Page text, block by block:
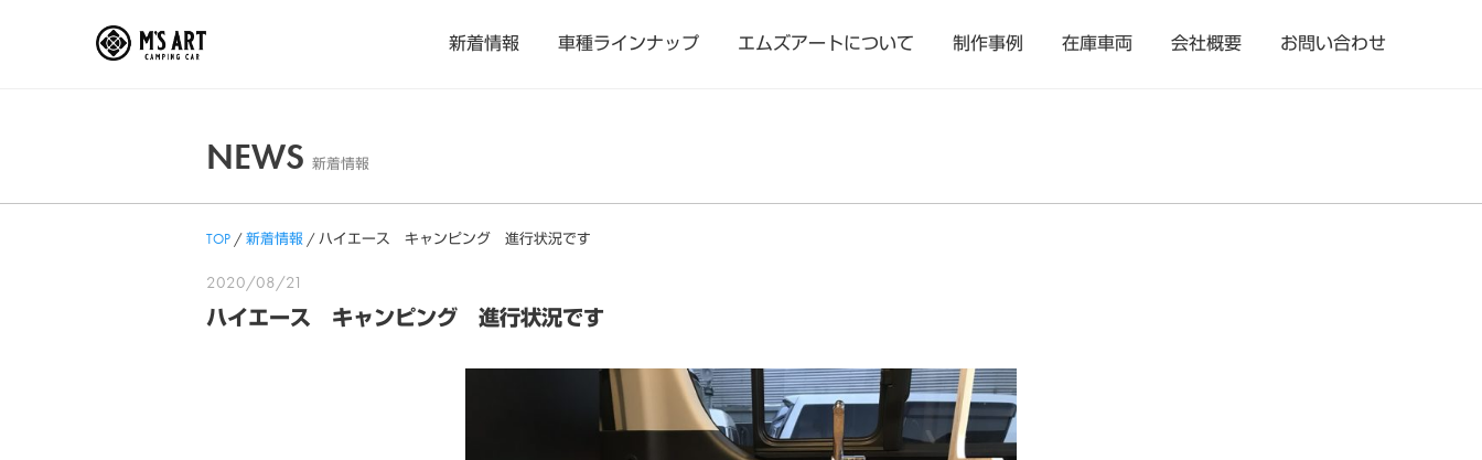
新着情報 車種ラインナップ エムズアートについて 制作事例 在庫車両 会社概要 お問い合わせ
NEWS 新着情報
TOP /新着情報 /ハイエース キャンピング 進行状況です
2020/08/21
ハイエース キャンピング 進行状況です